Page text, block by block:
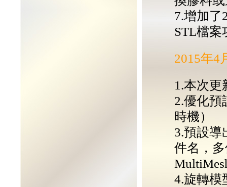
7.增加了
STL檔案
2015年4
1.本次更
2.優化預
時機）
3.預設導
件名，
4.旋轉模